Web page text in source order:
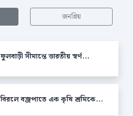
জনপ্রিয়
ফুলবাড়ী সীমান্তে ভারতীয় স্বর্ণ...
বিরলে বজ্রপাতে এক কৃষি শ্রমিকে...